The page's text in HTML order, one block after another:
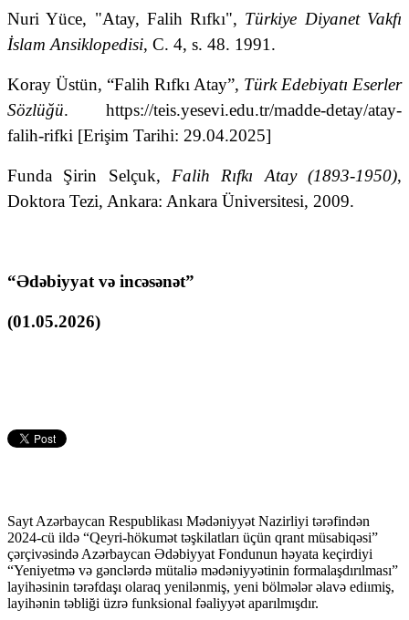
Nuri Yüce, "Atay, Falih Rıfkı", Türkiye Diyanet Vakfı
İslam Ansiklopedisi, C. 4, s. 48. 1991.
Koray Üstün, “Falih Rıfkı Atay”, Türk Edebiyatı Eserler
Sözlüğü. https://teis.yesevi.edu.tr/madde-detay/atay-
falih-rifki [Erişim Tarihi: 29.04.2025]
Funda Şirin Selçuk, Falih Rıfkı Atay (1893-1950),
Doktora Tezi, Ankara: Ankara Üniversitesi, 2009.
“Ədəbiyyat və incəsənət”
(01.05.2026)
Sayt Azərbaycan Respublikası Mədəniyyət Nazirliyi tərəfindən
2024-cü ildə “Qeyri-hökumət təşkilatları üçün qrant müsabiqəsi”
çərçivəsində Azərbaycan Ədəbiyyat Fondunun həyata keçirdiyi
“Yeniyetmə və gənclərdə mütaliə mədəniyyətinin formalaşdırılması”
layihəsinin tərəfdaşı olaraq yenilənmiş, yeni bölmələr əlavə ediımiş,
layihənin təbliği üzrə funksional fəaliyyət aparılmışdır.